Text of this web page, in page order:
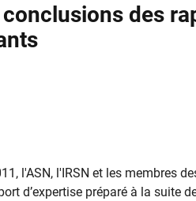
des
l'ASN, l'IRSN et les membres
d’expertise préparé à la suite